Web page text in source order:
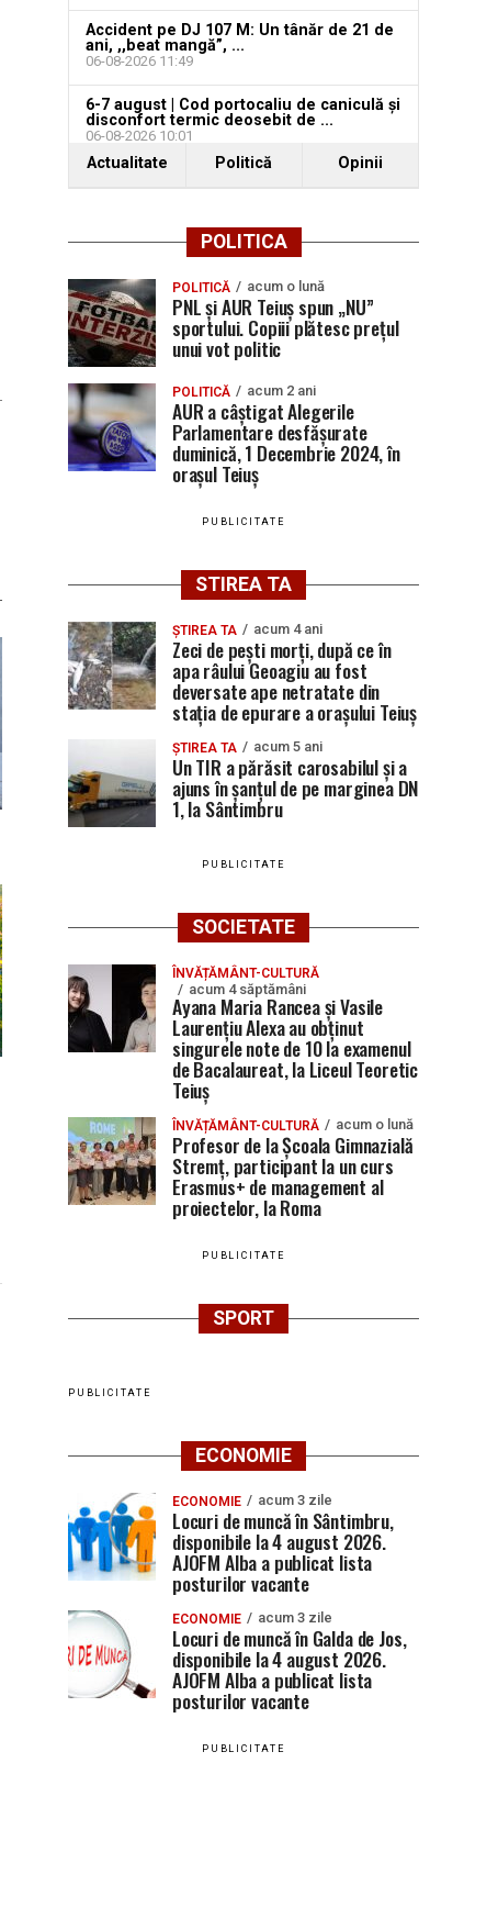
Accident pe DJ 107 M: Un tânăr de 21 de
ani, ,,beat mangă”, ...
06-08-2026 11:49
6-7 august | Cod portocaliu de caniculă și
disconfort termic deosebit de ...
06-08-2026 10:01
Actualitate Politică Opinii
POLITICA
POLITICĂ acum o lună
PNL și AUR Teiuș spun „NU”
sportului. Copiii plătesc prețul
unui vot politic
POLITICĂ acum 2 ani
AUR a câștigat Alegerile
Parlamentare desfășurate
duminică, 1 Decembrie 2024, în
orașul Teiuș
PUBLICITATE
STIREA TA
ȘTIREA TA acum 4 ani
Zeci de pești morți, după ce în
apa râului Geoagiu au fost
deversate ape netratate din
stația de epurare a orașului Teiuș
ȘTIREA TA acum 5 ani
Un TIR a părăsit carosabilul și a
ajuns în șanțul de pe marginea DN
1, la Sântimbru
PUBLICITATE
SOCIETATE
ÎNVĂȚĂMÂNT-CULTURĂ
acum 4 săptămâni
Ayana Maria Rancea și Vasile
Laurențiu Alexa au obținut
singurele note de 10 la examenul
de Bacalaureat, la Liceul Teoretic
Teiuș
ÎNVĂȚĂMÂNT-CULTURĂ acum o lună
Profesor de la Școala Gimnazială
Stremț, participant la un curs
Erasmus+ de management al
proiectelor, la Roma
PUBLICITATE
SPORT
PUBLICITATE
ECONOMIE
ECONOMIE acum 3 zile
Locuri de muncă în Sântimbru,
disponibile la 4 august 2026.
AJOFM Alba a publicat lista
posturilor vacante
ECONOMIE acum 3 zile
Locuri de muncă în Galda de Jos,
disponibile la 4 august 2026.
AJOFM Alba a publicat lista
posturilor vacante
PUBLICITATE